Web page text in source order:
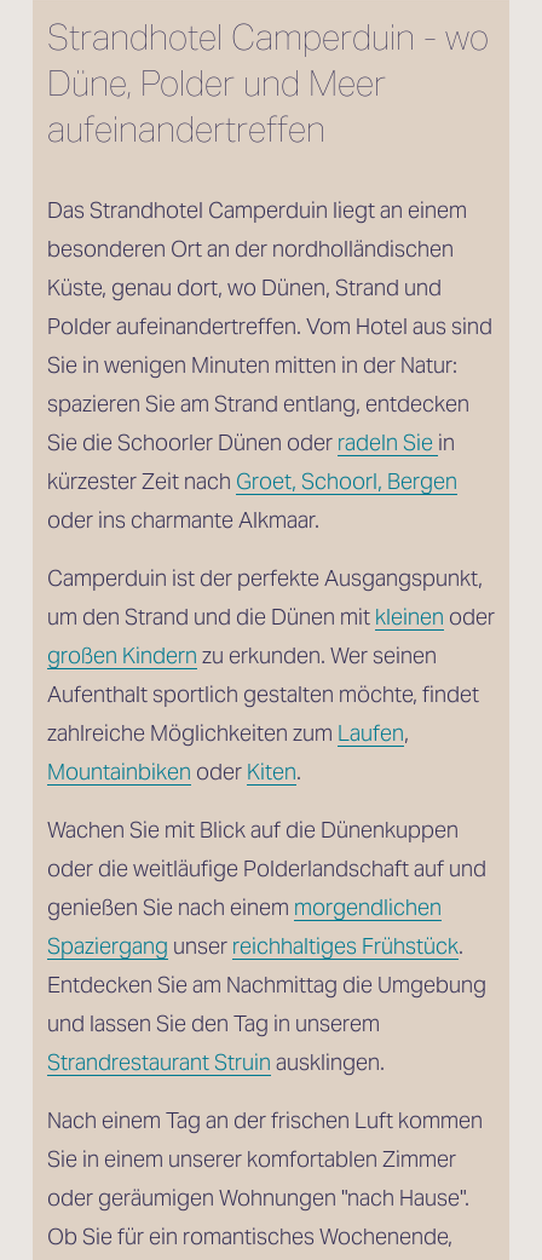
Strandhotel Camperduin - wo
Düne, Polder und Meer
aufeinandertreffen
Das Strandhotel Camperduin liegt an einem
besonderen Ort an der nordholländischen
Küste, genau dort, wo Dünen, Strand und
Polder aufeinandertreffen. Vom Hotel aus sind
Sie in wenigen Minuten mitten in der Natur:
spazieren Sie am Strand entlang, entdecken
Sie die Schoorler Dünen oder radeln Sie in
kürzester Zeit nach Groet, Schoorl, Bergen
oder ins charmante Alkmaar.
Camperduin ist der perfekte Ausgangspunkt,
um den Strand und die Dünen mit kleinen oder
großen Kindern zu erkunden. Wer seinen
Aufenthalt sportlich gestalten möchte, findet
zahlreiche Möglichkeiten zum Laufen
Mountainbiken oder Kiten.
Wachen Sie mit Blick auf die Dünenkuppen
oder die weitläufige Polderlandschaft auf und
genießen Sie nach einem morgendlichen
Spaziergang unser reichhaltiges Frühstück.
Entdecken Sie am Nachmittag die Umgebung
Strandrestaurant Struin ausklingen.
Nach einem Tag an der frischen Luft kommen
Sie in einem unserer komfortablen Zimmer
oder geräumigen Wohnungen "nach Hause".
Ob Sie für ein romantisches Wochenende,